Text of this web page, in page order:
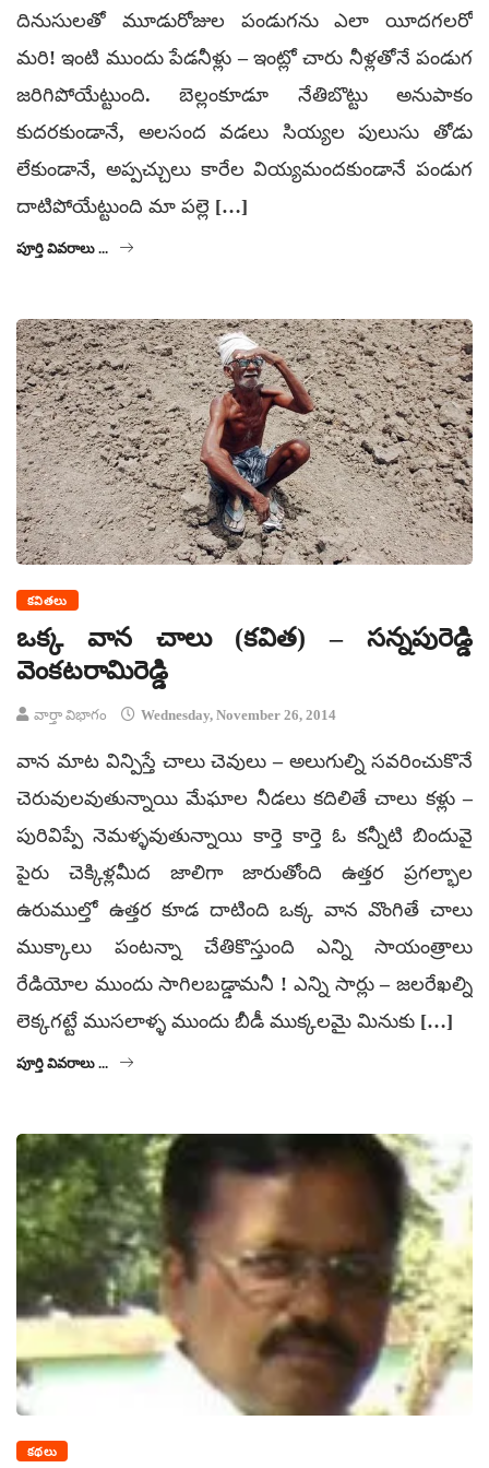
దినుసులతో మూడురోజుల పండుగను ఎలా యీదగలరో
మరి! ఇంటి ముందు పేడనీళ్లు – ఇంట్లో చారు నీళ్లతోనే పండుగ
జరిగిపోయేట్టుంది. బెల్లంకూడూ నేతిబొట్టు అనుపాకం
కుదరకుండానే, అలసంద వడలు సియ్యల పులుసు తోడు
లేకుండానే, అప్పచ్చులు కారేల వియ్యమందకుండానే పండుగ
దాటిపోయేట్టుంది మా పల్లె […]
పూర్తి వివరాలు ...
కవితలు
ఒక్క వాన చాలు (కవిత) – సన్నపురెడ్డి
వెంకటరామిరెడ్డి
వార్తా విభాగం Wednesday, November 26, 2014
వాన మాట విన్పిస్తే చాలు చెవులు – అలుగుల్ని సవరించుకొనే
చెరువులవుతున్నాయి మేఘాల నీడలు కదిలితే చాలు కళ్లు –
పురివిప్పే నెమళ్ళవుతున్నాయి కార్తె కార్తె ఓ కన్నీటి బిందువై
పైరు చెక్కిళ్లమీద జాలిగా జారుతోంది ఉత్తర ప్రగల్భాల
ఉరుముల్తో ఉత్తర కూడ దాటింది ఒక్క వాన వొంగితే చాలు
ముక్కాలు పంటన్నా చేతికొస్తుంది ఎన్ని సాయంత్రాలు
రేడియోల ముందు సాగిలబడ్డామనీ ! ఎన్ని సార్లు – జలరేఖల్ని
లెక్కగట్టే ముసలాళ్ళ ముందు బీడీ ముక్కలమై మినుకు […]
పూర్తి వివరాలు ...
కథలు